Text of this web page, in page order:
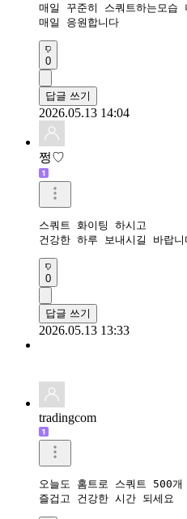
매일 꾸준히 스쿼트하는모습
매일 응원합니다
0
답글 쓰기
2026.05.13 14:04
쩡♡
스쿼트 화이팅 하시고
건강한 하루 보내시길 바랍니
0
답글 쓰기
2026.05.13 13:33
tradingcom
오늘도 홈트로 스쿼트 500개
즐겁고 건강한 시간 되세요